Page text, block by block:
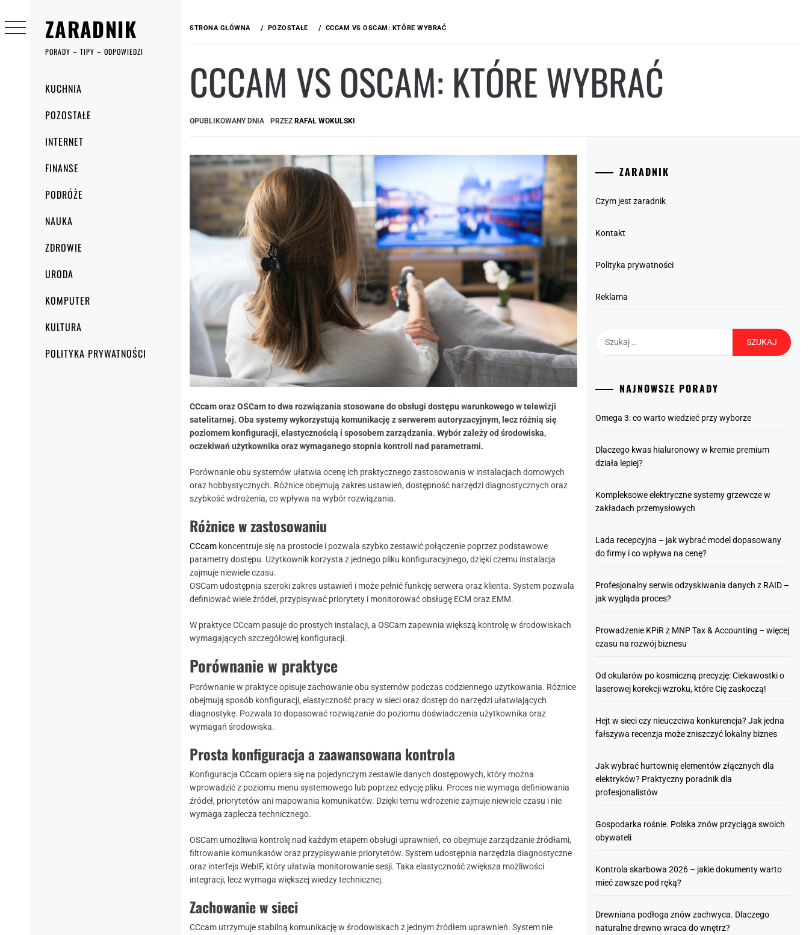
ZARADNIK
PORADY – TIPY – ODPOWIEDZI
główneKUCHNIA
POZOSTAŁE
INTERNET
FINANSE
PODRÓŻE
NAUKA
ZDROWIE
URODA
KOMPUTER
KULTURA
POLITYKA PRYWATNOŚCI
do
treści
STRONA GŁÓWNA POZOSTAŁE CCCAM VS OSCAM: KTÓRE WYBRAĆ
CCCAM VS OSCAM: KTÓRE WYBRAĆ
OPUBLIKOWANY DNIA PRZEZ RAFAŁ WOKULSKI
CCcam oraz OSCam to dwa rozwiązania stosowane do obsługi dostępu warunkowego w telewizji
satelitarnej. Oba systemy wykorzystują komunikację z serwerem autoryzacyjnym, lecz różnią się
poziomem konfiguracji, elastycznością i sposobem zarządzania. Wybór zależy od środowiska,
oczekiwań użytkownika oraz wymaganego stopnia kontroli nad parametrami.
Porównanie obu systemów ułatwia ocenę ich praktycznego zastosowania w instalacjach domowych
oraz hobbystycznych. Różnice obejmują zakres ustawień, dostępność narzędzi diagnostycznych oraz
szybkość wdrożenia, co wpływa na wybór rozwiązania.
Różnice w zastosowaniu
CCcam koncentruje się na prostocie i pozwala szybko zestawić połączenie poprzez podstawowe
parametry dostępu. Użytkownik korzysta z jednego pliku konfiguracyjnego, dzięki czemu instalacja
zajmuje niewiele czasu.
OSCam udostępnia szeroki zakres ustawień i może pełnić funkcję serwera oraz klienta. System pozwala
definiować wiele źródeł, przypisywać priorytety i monitorować obsługę ECM oraz EMM.
W praktyce CCcam pasuje do prostych instalacji, a OSCam zapewnia większą kontrolę w środowiskach
wymagających szczegółowej konfiguracji.
Porównanie w praktyce
Porównanie w praktyce opisuje zachowanie obu systemów podczas codziennego użytkowania. Różnice
obejmują sposób konfiguracji, elastyczność pracy w sieci oraz dostęp do narzędzi ułatwiających
diagnostykę. Pozwala to dopasować rozwiązanie do poziomu doświadczenia użytkownika oraz
wymagań środowiska.
Prosta konfiguracja a zaawansowana kontrola
Konfiguracja CCcam opiera się na pojedynczym zestawie danych dostępowych, który można
wprowadzić z poziomu menu systemowego lub poprzez edycję pliku. Proces nie wymaga definiowania
źródeł, priorytetów ani mapowania komunikatów. Dzięki temu wdrożenie zajmuje niewiele czasu i nie
wymaga zaplecza technicznego.
OSCam umożliwia kontrolę nad każdym etapem obsługi uprawnień, co obejmuje zarządzanie źródłami,
filtrowanie komunikatów oraz przypisywanie priorytetów. System udostępnia narzędzia diagnostyczne
oraz interfejs WebIF, który ułatwia monitorowanie sesji. Taka elastyczność zwiększa możliwości
integracji, lecz wymaga większej wiedzy technicznej.
Zachowanie w sieci
CCcam utrzymuje stabilną komunikację w środowiskach z jednym źródłem uprawnień. System nie
ZARADNIK
Czym jest zaradnik
Kontakt
Polityka prywatności
Reklama
NAJNOWSZE PORADY
Omega 3: co warto wiedzieć przy wyborze
Dlaczego kwas hialuronowy w kremie premium
działa lepiej?
Kompleksowe elektryczne systemy grzewcze w
zakładach przemysłowych
Lada recepcyjna – jak wybrać model dopasowany
do firmy i co wpływa na cenę?
Profesjonalny serwis odzyskiwania danych z RAID –
jak wygląda proces?
Prowadzenie KPiR z MNP Tax & Accounting – więcej
czasu na rozwój biznesu
Od okularów po kosmiczną precyzję: Ciekawostki o
laserowej korekcji wzroku, które Cię zaskoczą!
Hejt w sieci czy nieuczciwa konkurencja? Jak jedna
fałszywa recenzja może zniszczyć lokalny biznes
Jak wybrać hurtownię elementów złącznych dla
elektryków? Praktyczny poradnik dla
profesjonalistów
Gospodarka rośnie. Polska znów przyciąga swoich
obywateli
Kontrola skarbowa 2026 – jakie dokumenty warto
mieć zawsze pod ręką?
Drewniana podłoga znów zachwyca. Dlaczego
naturalne drewno wraca do wnętrz?